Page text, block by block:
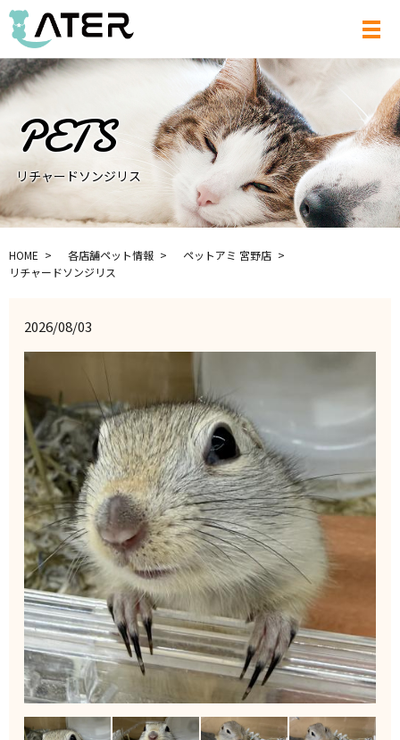
メ
リチャードソンジリス
HOME 各店舗ペット情報
ペットアミ 宮野店
リチャードソンジリス
2026/08/03